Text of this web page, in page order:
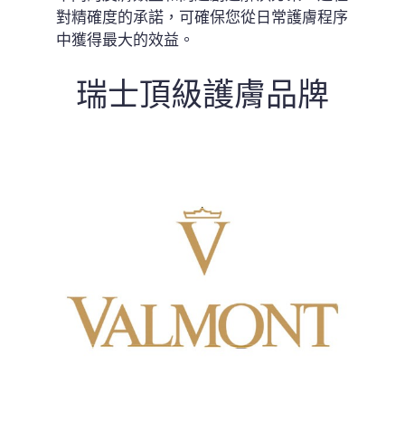
對精確度的承諾，可確保您從日常護膚程序
中獲得最大的效益。
瑞士頂級護膚品牌